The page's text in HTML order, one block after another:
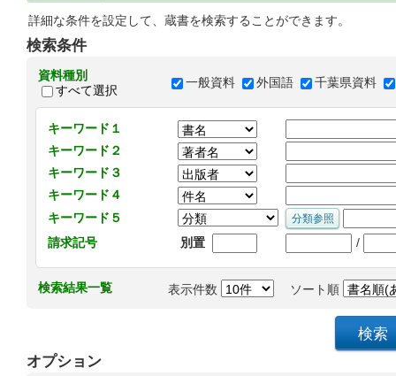
詳細な条件を設定して、蔵書を検索することができます。
検索条件
資料種別
すべて選択
一般資料 外国語 千葉県資料
キーワード１
キーワード２
キーワード３
キーワード４
キーワード５
請求記号
別置 /
検索結果一覧 表示件数 ソート順
オプション